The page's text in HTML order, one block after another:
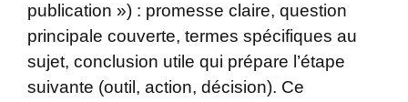
publication ») : promesse claire, question
principale couverte, termes spécifiques au
sujet, conclusion utile qui prépare l’étape
suivante (outil, action, décision). Ce